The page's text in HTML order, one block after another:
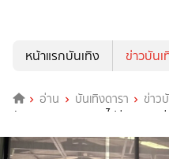
หน้าแรกบันเทิง
ข่าวบันเ
อ่าน บันเทิงดารา ข่าว
ทักษอร” ออกแบบชุดไปร่วมงานแต่